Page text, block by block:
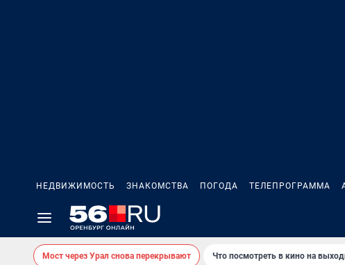
НЕДВИЖИМОСТЬ ЗНАКОМСТВА ПОГОДА ТЕЛЕПРОГРАММА
Мост через Урал снова перекрывают Что посмотреть в кино на